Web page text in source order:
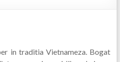
in traditia Vietnameza. Bogat